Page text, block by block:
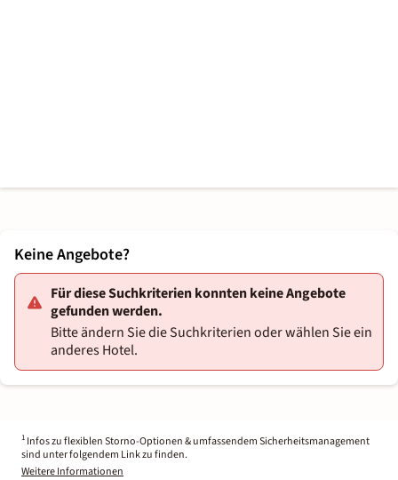
Keine Angebote?
Für diese Suchkriterien konnten keine Angebote
gefunden werden.
Bitte ändern Sie die Suchkriterien oder wählen Sie ein
anderes Hotel.
1 Infos zu flexiblen Storno-Optionen & umfassendem Sicherheitsmanagement
sind unter folgendem Link zu finden.
Weitere Informationen